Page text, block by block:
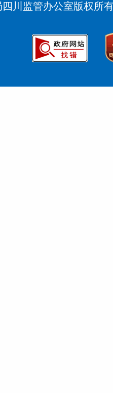
四川监管办公室版权所